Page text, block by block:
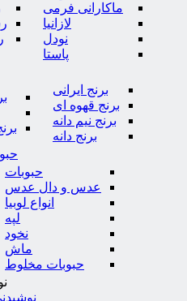
ماکارانی فرمی
لازانیا
نودل
پاستا
برنج ایرانی
برنج قهوه ای
برنج نیم دانه
برنج دانه
حبوبات
عدس و دال عدس
انواع لوبیا
لپه
نخود
ماش
حبوبات مخلوط